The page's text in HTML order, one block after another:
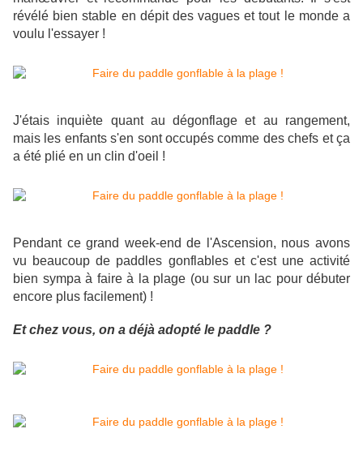
révélé bien stable en dépit des vagues et tout le monde a
voulu l'essayer !
J'étais inquiète quant au dégonflage et au rangement,
mais les enfants s'en sont occupés comme des chefs et ça
a été plié en un clin d'oeil !
Pendant ce grand week-end de l'Ascension, nous avons
vu beaucoup de paddles gonflables et c'est une activité
bien sympa à faire à la plage (ou sur un lac pour débuter
encore plus facilement) !
Et chez vous, on a déjà adopté le paddle ?